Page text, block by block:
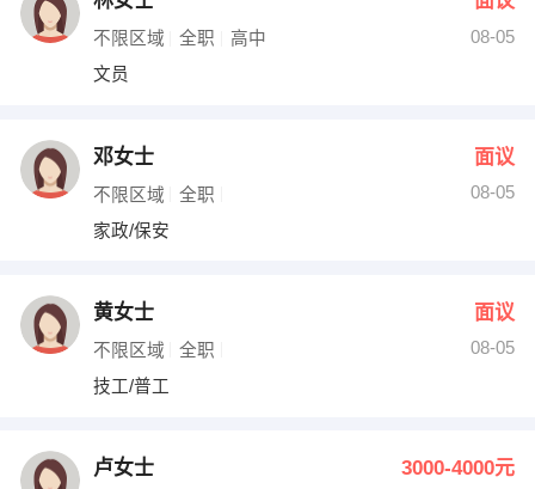
不限区域 全职 高中
08-05
文员
邓女士 面议
不限区域 全职
08-05
家政/保安
黄女士 面议
不限区域 全职
08-05
技工/普工
卢女士 3000-4000元